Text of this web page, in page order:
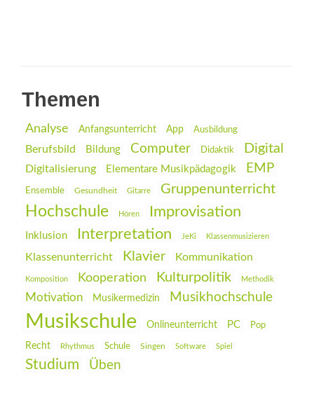
Themen
Analyse Anfangsunterricht App Ausbildung
Berufsbild Bildung Computer Didaktik Digital
Digitalisierung Elementare Musikpädagogik EMP
Ensemble Gesundheit Gitarre Gruppenunterricht
Hochschule Hören Improvisation
Inklusion Interpretation JeKi Klassenmusizieren
Klassenunterricht Klavier Kommunikation
Komposition Kooperation Kulturpolitik Methodik
Motivation Musikermedizin Musikhochschule
Musikschule Onlineunterricht PC Pop
Recht Rhythmus Schule Singen Software Spiel
Studium Üben